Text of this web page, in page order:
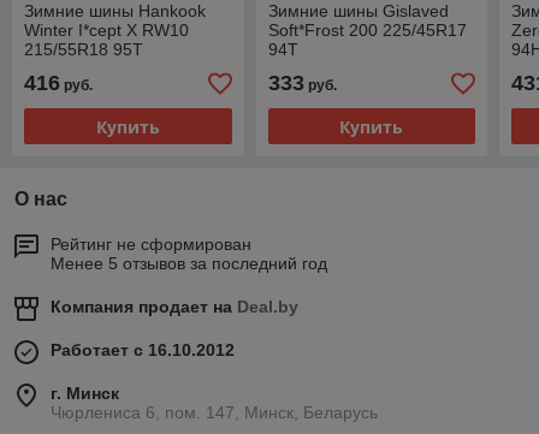
Зимние шины Hankook
Winter I*cept X RW10
215/55R18 95T
416 руб.
Купить
Зимние шины Gislaved
Soft*Frost 200 225/45R17
94T
333руб.
Купить
О нас
Рейтинг не сформирован
Менее 5 отзывов за последний год
Компания продает на Deal.by
Работает с 16.10.2012
г. Минск
Чюрлениса 6, пом. 147, Минск, Беларусь